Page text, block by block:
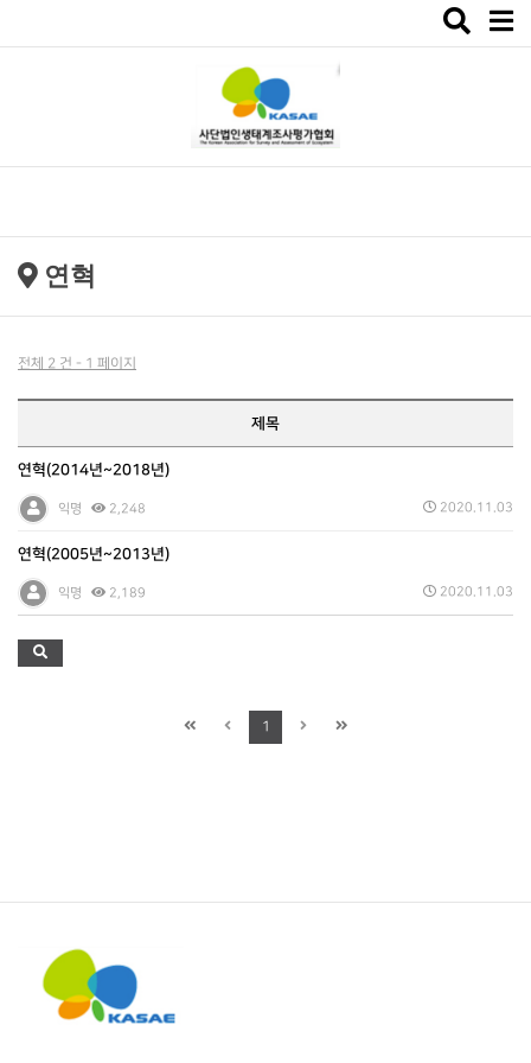
Toggle
연혁
전체 2 건 - 1 페이지
제목
연혁(2014년~2018년)
익명 2,248 2020.11.03
연혁(2005년~2013년)
익명 2,189 2020.11.03
1